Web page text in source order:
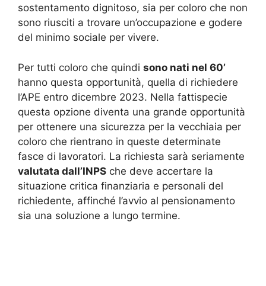
sostentamento dignitoso, sia per coloro che non
sono riusciti a trovare un’occupazione e godere
del minimo sociale per vivere.
Per tutti coloro che quindi sono nati nel 60’
hanno questa opportunità, quella di richiedere
l’APE entro dicembre 2023. Nella fattispecie
questa opzione diventa una grande opportunità
per ottenere una sicurezza per la vecchiaia per
coloro che rientrano in queste determinate
fasce di lavoratori. La richiesta sarà seriamente
valutata dall’INPS che deve accertare la
situazione critica finanziaria e personali del
richiedente, affinché l’avvio al pensionamento
sia una soluzione a lungo termine.